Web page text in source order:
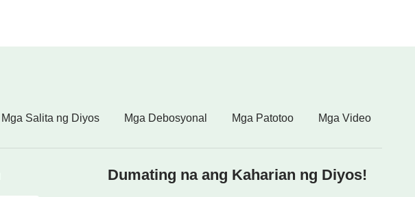
Mga Salita ng Diyos Mga Debosyonal Mga Patotoo Mga Video
Dumating na ang Kaharian ng Diyos!